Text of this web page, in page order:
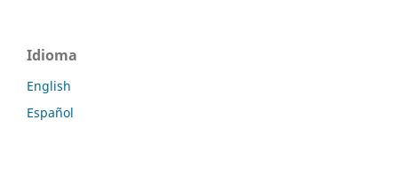
Idioma
English
Español